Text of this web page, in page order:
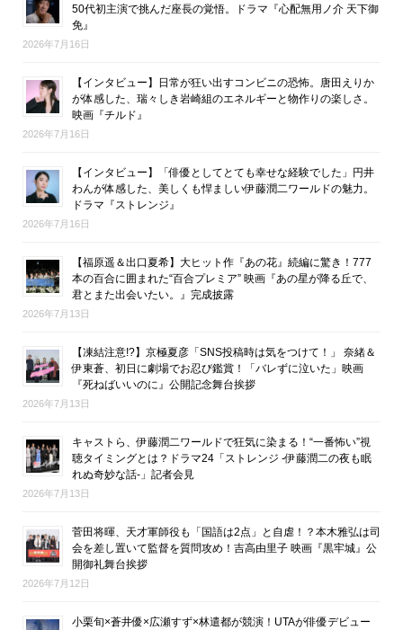
50代初主演で挑んだ座長の覚悟。ドラマ『心配無用ノ介 天下御
免』
2026年7月16日
【インタビュー】日常が狂い出すコンビニの恐怖。唐田えりか
が体感した、瑞々しき岩崎組のエネルギーと物作りの楽しさ。
映画『チルド』
2026年7月16日
【インタビュー】「俳優としてとても幸せな経験でした」円井
わんが体感した、美しくも悍ましい伊藤潤二ワールドの魅力。
ドラマ『ストレンジ』
2026年7月16日
【福原遥＆出口夏希】大ヒット作『あの花』続編に驚き！777
本の百合に囲まれた“百合プレミア” 映画『あの星が降る丘で、
君とまた出会いたい。』完成披露
2026年7月13日
【凍結注意!?】京極夏彦「SNS投稿時は気をつけて！」 奈緒＆
伊東蒼、初日に劇場でお忍び鑑賞！「バレずに泣いた」映画
『死ねばいいのに』公開記念舞台挨拶
2026年7月13日
キャストら、伊藤潤二ワールドで狂気に染まる！“一番怖い”視
聴タイミングとは？ドラマ24「ストレンジ -伊藤潤二の夜も眠
れぬ奇妙な話-」記者会見
2026年7月13日
菅田将暉、天才軍師役も「国語は2点」と自虐！？本木雅弘は司
会を差し置いて監督を質問攻め！吉高由里子 映画『黒牢城』公
開御礼舞台挨拶
2026年7月12日
小栗旬×蒼井優×広瀬すず×林遣都が競演！UTAが俳優デビュー